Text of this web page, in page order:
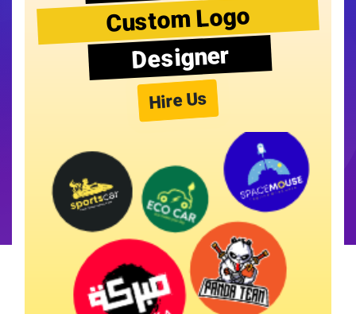
Custom Logo
Designer
Hire Us